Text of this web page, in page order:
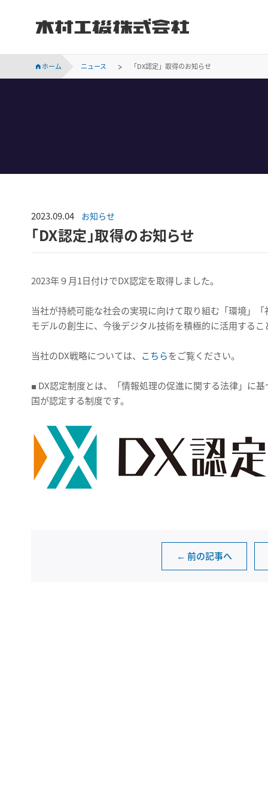
ホーム ニュース 「DX認定」取得のお知らせ
2023.09.04 お知らせ
「DX認定」取得のお知らせ
2023年９月1日付けでDX認定を取得しました。
当社が持続可能な社会の実現に向けて取り組む「環境」
モデルの創生に、今後デジタル技術を積極的に活用する
当社のDX戦略については、 こちらをご覧ください。
■ DX認定制度とは、「情報処理の促進に関する法律」に
国が認定する制度です。
← 前の記事へ